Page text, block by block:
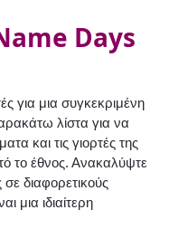
Days
για μια συγκεκριμένη
λίστα για να
και τις γιορτές της
το έθνος. Ανακαλύψτε
διαφορετικούς
μια ιδιαίτερη